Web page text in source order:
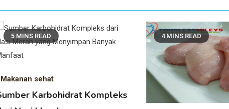
5 MINS READ
Makanan sehat
Karbohidrat Kompleks
4 MINS READ